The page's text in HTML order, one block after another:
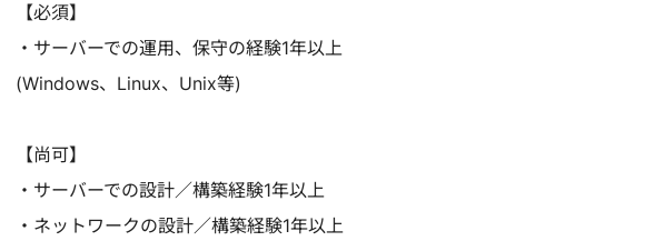
【必須】
・サーバーでの運用、保守の経験1年以上
(Windows、Linux、Unix等)
【尚可】
・サーバーでの設計／構築経験1年以上
・ネットワークの設計／構築経験1年以上